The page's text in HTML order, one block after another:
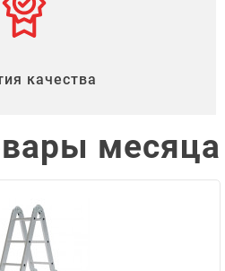
качества
месяца